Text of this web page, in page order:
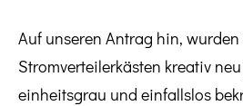
Auf unseren Antrag hin,
Stromverteilerkästen kreativ
einheitsgrau und einfallslos